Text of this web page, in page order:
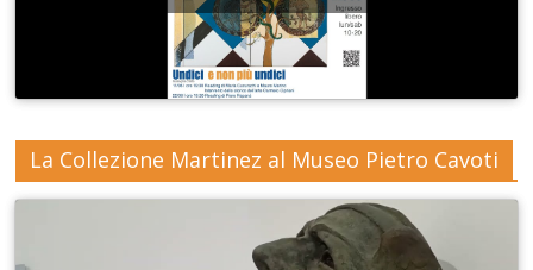
La Collezione Martinez al Museo Pietro Cavoti